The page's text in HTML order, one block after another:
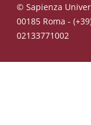
© Sapienza
00185 Roma -
02133771002